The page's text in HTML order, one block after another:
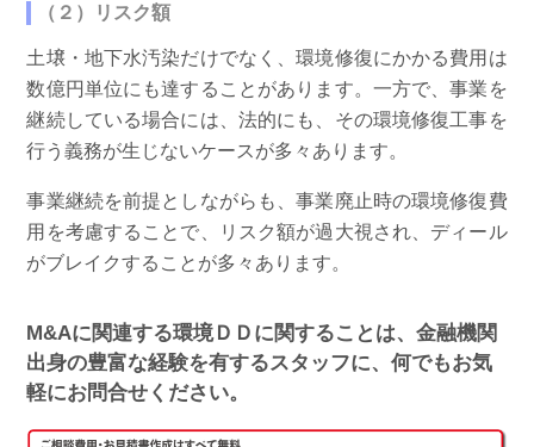
（２）リスク額
土壌・地下水汚染だけでなく、環境修復にかかる費用は
数億円単位にも達することがあります。一方で、事業を
継続している場合には、法的にも、その環境修復工事を
行う義務が生じないケースが多々あります。
事業継続を前提としながらも、事業廃止時の環境修復費
用を考慮することで、リスク額が過大視され、ディール
がブレイクすることが多々あります。
M&Aに関連する環境ＤＤに関することは、金融機関
出身の豊富な経験を有するスタッフに、何でもお気
軽にお問合せください。